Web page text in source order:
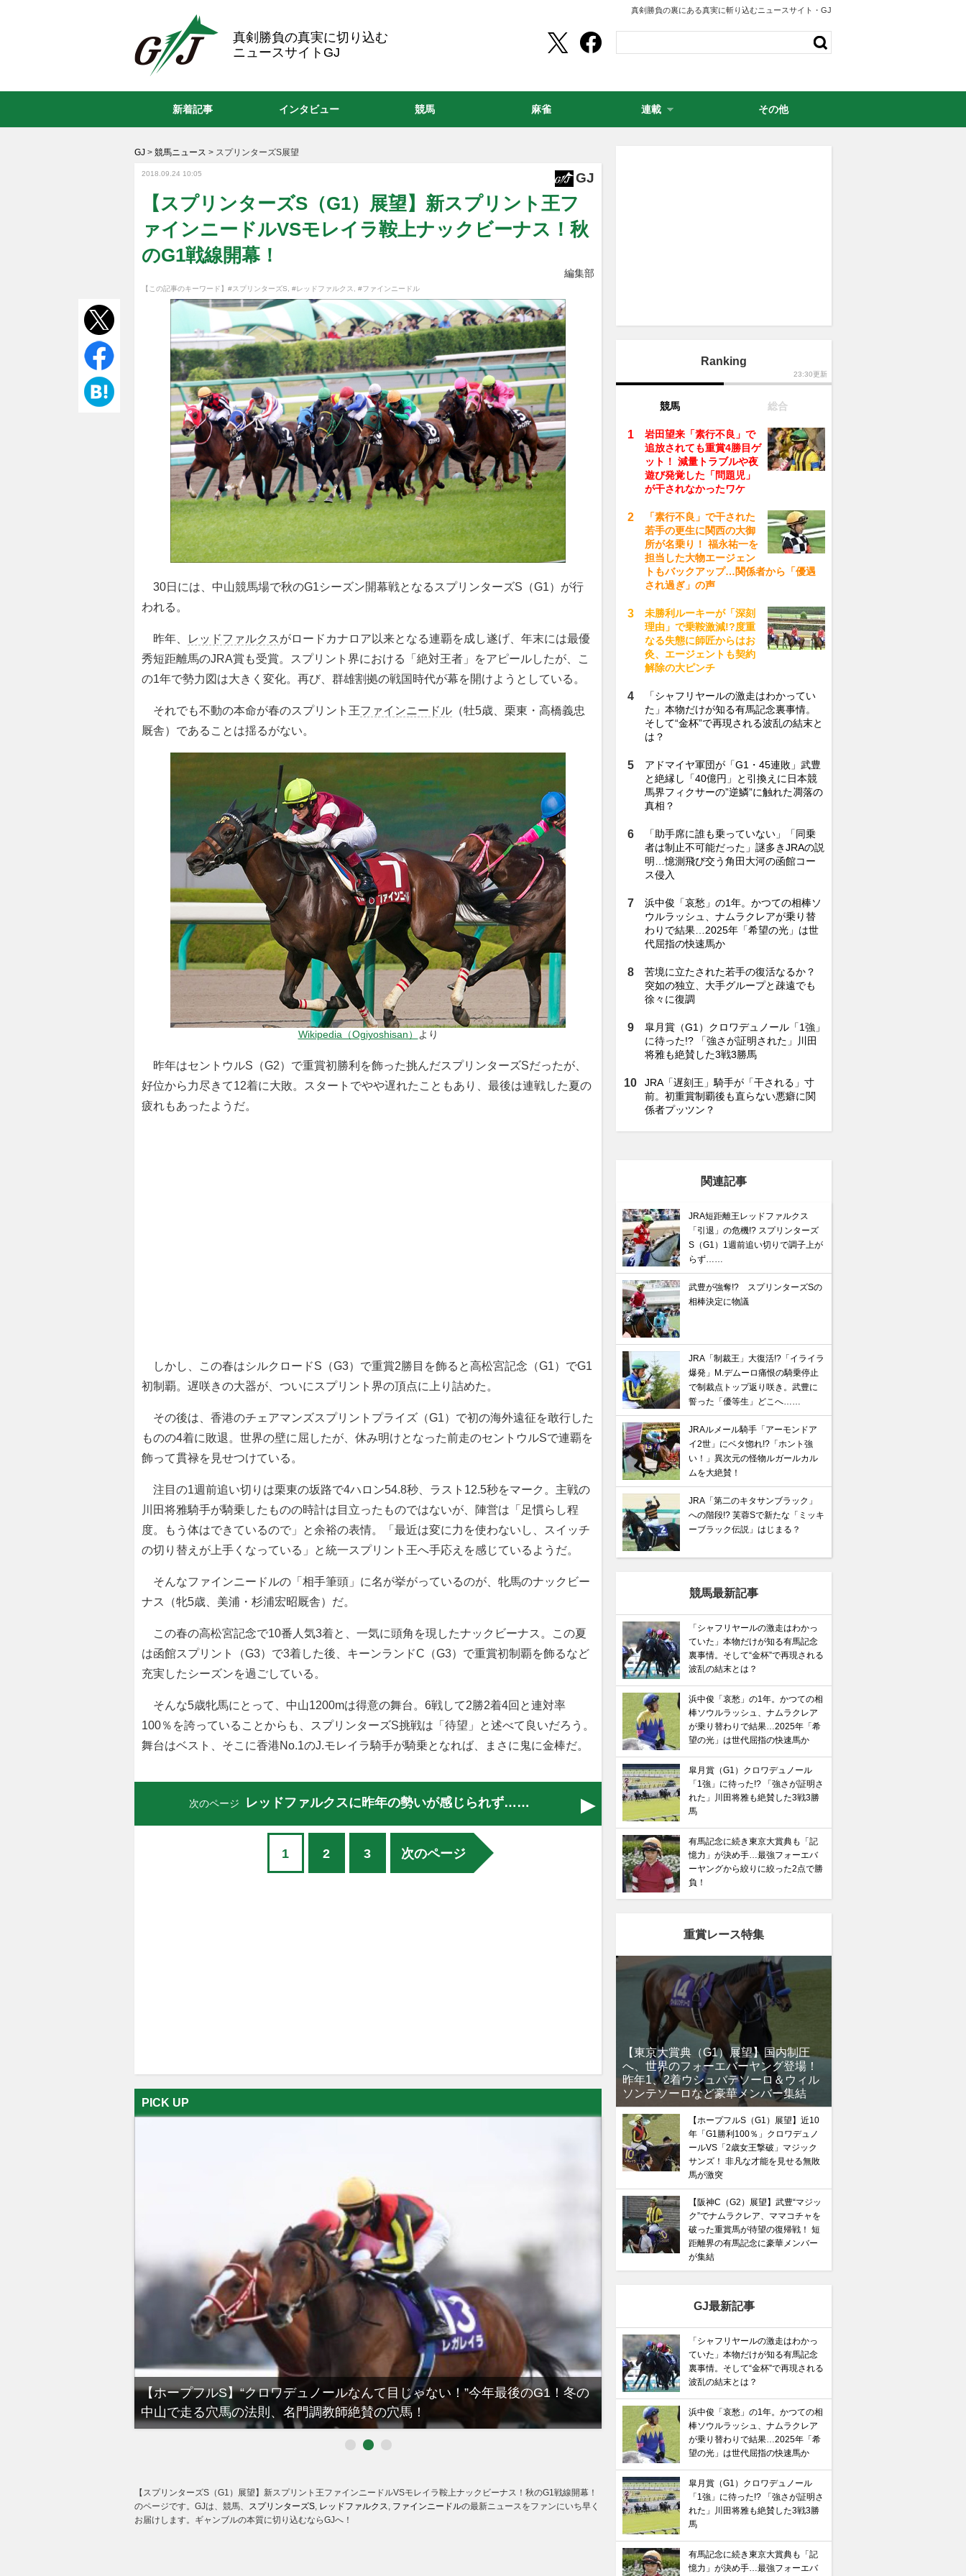
真剣勝負の裏にある真実に斬り込むニュースサイト・GJ
真剣勝負の真実に切り込む
ニュースサイトGJ
GJ > 競馬ニュース > スプリンターズS展望
2018.09.24 10:05 GJ
【スプリンターズS（G1）展望】新スプリント王フ
ァインニードルVSモレイラ鞍上ナックビーナス！秋
のG1戦線開幕！
編集部
【この記事のキーワード】 #スプリンターズS #レッドファルクス #ファインニードル
30日には、中山競馬場で秋のG1シーズン開幕戦となるスプリンターズS（G1）が行
われる。
昨年、 レッドファルクスがロードカナロア以来となる連覇を成し遂げ、年末には最優
秀短距離馬のJRA賞も受賞。スプリント界における「絶対王者」をアピールしたが、こ
の1年で勢力図は大きく変化。再び、群雄割拠の戦国時代が幕を開けようとしている。
それでも不動の本命が春のスプリント王ファインニードル （牡5歳、栗東・高橋義忠
厩舎）であることは揺るがない。
Wikipedia（Ogiyoshisan） より
昨年はセントウルS（G2）で重賞初勝利を飾った挑んだスプリンターズSだったが、
好位から力尽きて12着に大敗。スタートでやや遅れたこともあり、最後は連戦した夏の
疲れもあったようだ。
しかし、この春はシルクロードS（G3）で重賞2勝目を飾ると高松宮記念（G1）でG1
初制覇。遅咲きの大器が、ついにスプリント界の頂点に上り詰めた。
その後は、香港のチェアマンズスプリントプライズ（G1）で初の海外遠征を敢行した
ものの4着に敗退。世界の壁に屈したが、休み明けとなった前走のセントウルSで連覇を
飾って貫禄を見せつけている。
注目の1週前追い切りは栗東の坂路で4ハロン54.8秒、ラスト12.5秒をマーク。主戦の
川田将雅騎手が騎乗したものの時計は目立ったものではないが、陣営は「足慣らし程
度。もう体はできているので」と余裕の表情。「最近は変に力を使わないし、スイッチ
の切り替えが上手くなっている」と統一スプリント王へ手応えを感じているようだ。
そんなファインニードルの「相手筆頭」に名が挙がっているのが、牝馬のナックビー
ナス（牝5歳、美浦・杉浦宏昭厩舎）だ。
この春の高松宮記念で10番人気3着と、一気に頭角を現したナックビーナス。この夏
は函館スプリント（G3）で3着した後、キーンランドC（G3）で重賞初制覇を飾るなど
充実したシーズンを過ごしている。
そんな5歳牝馬にとって、中山1200mは得意の舞台。6戦して2勝2着4回と連対率
100％を誇っていることからも、スプリンターズS挑戦は「待望」と述べて良いだろう。
舞台はベスト、そこに香港No.1のJ.モレイラ騎手が騎乗となれば、まさに鬼に金棒だ。
次のページ レッドファルクスに昨年の勢いが感じられず……
1 2 3 次のページ
PICK UP
【ホープフルS】“クロワデュノールなんて目じゃない！”今年最後のG1！冬の
中山で走る穴馬の法則、名門調教師絶賛の穴馬！
【有馬記念】武豊×ドウデュースを逆転できる候補3頭！と絶
るべき“隠れ穴馬！”
【スプリンターズS（G1）展望】新スプリント王ファインニードルVSモレイラ鞍上ナックビーナス！秋のG1戦線開幕！
のページです。GJは、競馬、 スプリンターズS, レッドファルクス, ファインニードルの最新ニュースをファンにいち早く
お届けします。ギャンブルの本質に切り込むならGJへ！
Ranking
23:30更新
競馬 総合
岩田望来「素行不良」で
追放されても重賞4勝目ゲ
ット！ 減量トラブルや夜
遊び発覚した「問題児」
が干されなかったワケ
「素行不良」で干された
若手の更生に関西の大御
所が名乗り！ 福永祐一を
担当した大物エージェン
トもバックアップ…関係者から「優遇
され過ぎ」の声
未勝利ルーキーが「深刻
理由」で乗鞍激減!?度重
なる失態に師匠からはお
灸、エージェントも契約
解除の大ピンチ
「シャフリヤールの激走はわかってい
た」本物だけが知る有馬記念裏事情。
そして“金杯”で再現される波乱の結末と
は？
アドマイヤ軍団が「G1・45連敗」武豊
と絶縁し「40億円」と引換えに日本競
馬界フィクサーの”逆鱗”に触れた凋落の
真相？
「助手席に誰も乗っていない」「同乗
者は制止不可能だった」謎多きJRAの説
明…憶測飛び交う角田大河の函館コー
ス侵入
浜中俊「哀愁」の1年。かつての相棒ソ
ウルラッシュ、ナムラクレアが乗り替
わりで結果…2025年「希望の光」は世
代屈指の快速馬か
苦境に立たされた若手の復活なるか？
突如の独立、大手グループと疎遠でも
徐々に復調
皐月賞（G1）クロワデュノール「1強」
に待った!? 「強さが証明された」川田
将雅も絶賛した3戦3勝馬
JRA「遅刻王」騎手が「干される」寸
前。初重賞制覇後も直らない悪癖に関
係者プッツン？
関連記事
JRA短距離王レッドファルクス
「引退」の危機!? スプリンターズ
S（G1）1週前追い切りで調子上が
らず……
武豊が強奪!? スプリンターズSの
相棒決定に物議
JRA「制裁王」大復活!?「イライラ
爆発」M.デムーロ痛恨の騎乗停止
で制裁点トップ返り咲き。武豊に
誓った「優等生」どこへ……
JRAルメール騎手「アーモンドア
イ2世」にベタ惚れ!?「ホント強
い！」異次元の怪物ルガールカル
ムを大絶賛！
JRA「第二のキタサンブラック」
への階段!? 芙蓉Sで新たな「ミッキ
ーブラック伝説」はじまる？
競馬最新記事
「シャフリヤールの激走はわかっ
ていた」本物だけが知る有馬記念
裏事情。そして“金杯”で再現される
波乱の結末とは？
浜中俊「哀愁」の1年。かつての相
棒ソウルラッシュ、ナムラクレア
が乗り替わりで結果…2025年「希
望の光」は世代屈指の快速馬か
皐月賞（G1）クロワデュノール
「1強」に待った!? 「強さが証明さ
れた」川田将雅も絶賛した3戦3勝
馬
有馬記念に続き東京大賞典も「記
憶力」が決め手…最強フォーエバ
ーヤングから絞りに絞った2点で勝
負！
重賞レース特集
【東京大賞典（G1）展望】国内制圧
へ、世界のフォーエバーヤング登場！
昨年1、2着ウシュバテソーロ＆ウィル
ソンテソーロなど豪華メンバー集結
【ホープフルS（G1）展望】近10
年「G1勝利100％」クロワデュノ
ールVS「2歳女王撃破」マジック
サンズ！ 非凡な才能を見せる無敗
馬が激突
【阪神C（G2）展望】武豊“マジッ
ク”でナムラクレア、ママコチャを
破った重賞馬が待望の復帰戦！ 短
距離界の有馬記念に豪華メンバー
が集結
GJ最新記事
「シャフリヤールの激走はわかっ
ていた」本物だけが知る有馬記念
裏事情。そして“金杯”で再現される
波乱の結末とは？
浜中俊「哀愁」の1年。かつての相
棒ソウルラッシュ、ナムラクレア
が乗り替わりで結果…2025年「希
望の光」は世代屈指の快速馬か
皐月賞（G1）クロワデュノール
「1強」に待った!? 「強さが証明さ
れた」川田将雅も絶賛した3戦3勝
馬
有馬記念に続き東京大賞典も「記
憶力」が決め手…最強フォーエバ
新着記事 インタビュー 競馬 麻雀 連載 その他